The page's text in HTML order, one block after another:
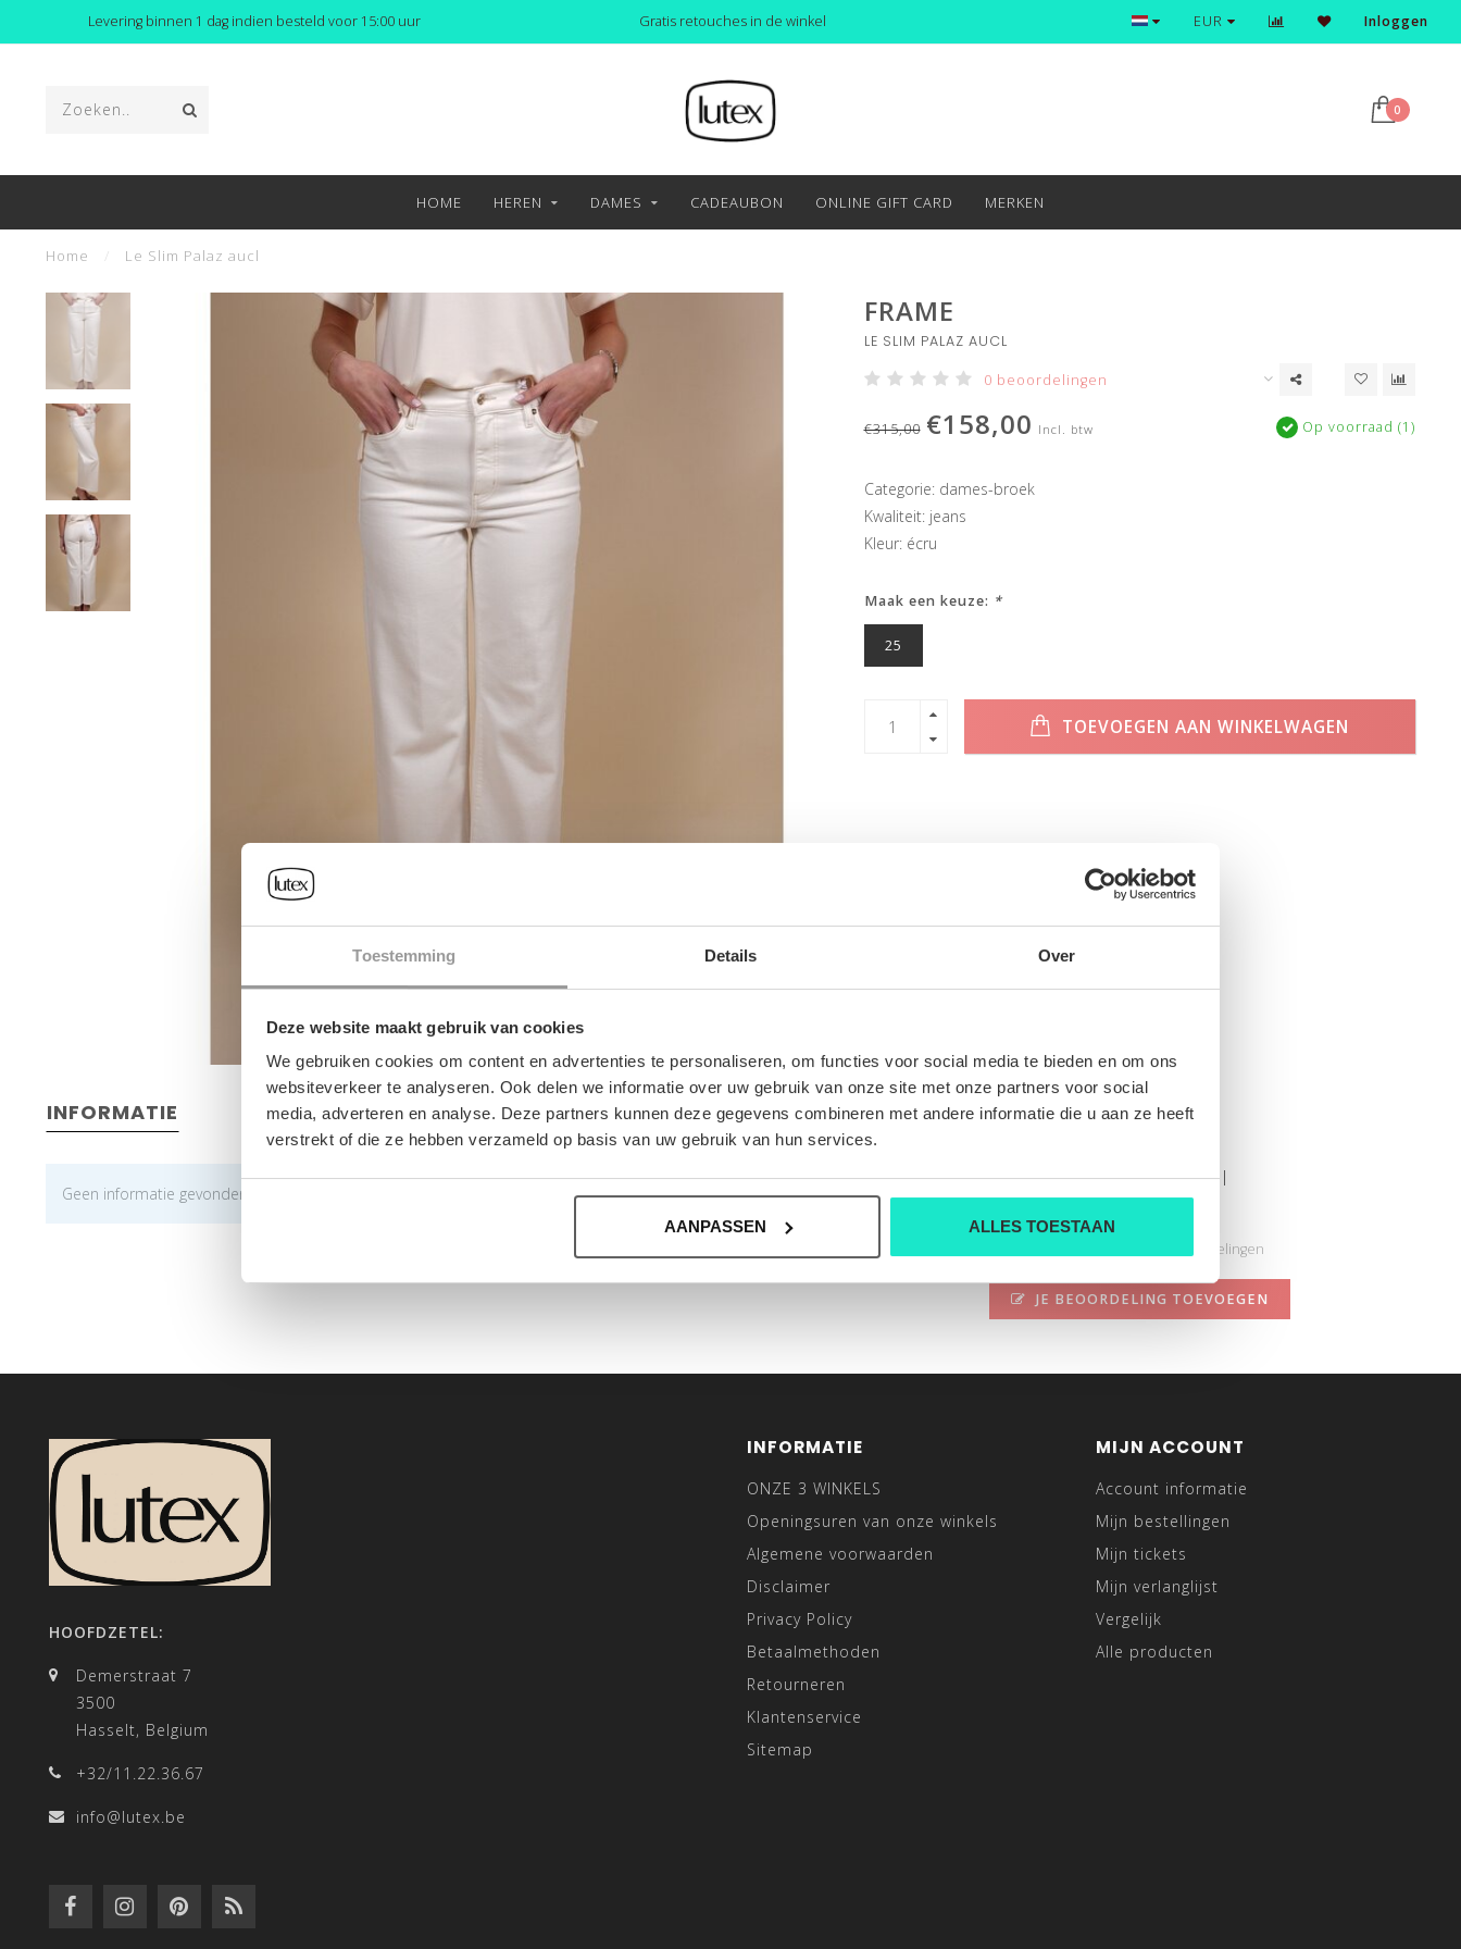
Toestemming Details Over
Deze website maakt gebruik van cookies
We gebruiken cookies om content en advertenties te personaliseren, om functies voor social media te bieden en om ons
websiteverkeer te analyseren. Ook delen we informatie over uw gebruik van onze site met onze partners voor social
media, adverteren en analyse. Deze partners kunnen deze gegevens combineren met andere informatie die u aan ze heeft
verstrekt of die ze hebben verzameld op basis van uw gebruik van hun services.
AANPASSEN ALLES TOESTAAN
Levering binnen 1 dag indien besteld voor 15:00 uur Gratis retouches in de winkel Ontdek en shop de nieuwste trends
EUR Inloggen
0
HOME HEREN DAMES CADEAUBON ONLINE GIFT CARD MERKEN
Home Le Slim Palaz aucl
FRAME
LE SLIM PALAZ AUCL
0 beoordelingen
€315,00 €158,00 Incl. btw Op voorraad (1)
Categorie: dames-broek
Kwaliteit: jeans
Kleur: écru
Maak een keuze: *
25
TOEVOEGEN AAN WINKELWAGEN
INFORMATIE
Geen informatie gevonden
Le Slim Palaz aucl
Nog niet gewaardeerd
0 sterren op basis van 0 beoordelingen
JE BEOORDELING TOEVOEGEN
HOOFDZETEL:
Demerstraat 7
3500
Hasselt, Belgium
+32/11.22.36.67
info@lutex.be
INFORMATIE
ONZE 3 WINKELS
Openingsuren van onze winkels
Algemene voorwaarden
Disclaimer
Privacy Policy
Betaalmethoden
Retourneren
Klantenservice
Sitemap
MIJN ACCOUNT
Account informatie
Mijn bestellingen
Mijn tickets
Mijn verlanglijst
Vergelijk
Alle producten